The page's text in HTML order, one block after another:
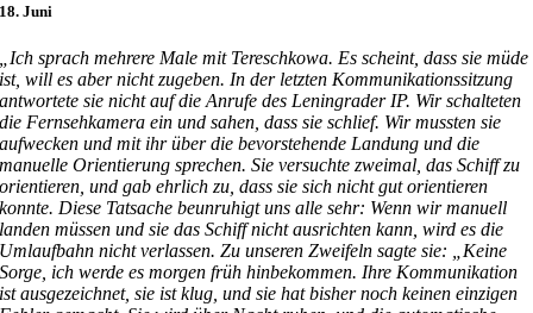
18. Juni
„Ich sprach mehrere Male mit Tereschkowa. Es scheint, dass sie müde
ist, will es aber nicht zugeben. In der letzten Kommunikationssitzung
antwortete sie nicht auf die Anrufe des Leningrader IP. Wir schalteten
die Fernsehkamera ein und sahen, dass sie schlief. Wir mussten sie
aufwecken und mit ihr über die bevorstehende Landung und die
manuelle Orientierung sprechen. Sie versuchte zweimal, das Schiff zu
orientieren, und gab ehrlich zu, dass sie sich nicht gut orientieren
konnte. Diese Tatsache beunruhigt uns alle sehr: Wenn wir manuell
landen müssen und sie das Schiff nicht ausrichten kann, wird es die
Umlaufbahn nicht verlassen. Zu unseren Zweifeln sagte sie: „Keine
Sorge, ich werde es morgen früh hinbekommen. Ihre Kommunikation
ist ausgezeichnet, sie ist klug, und sie hat bisher noch keinen einzigen